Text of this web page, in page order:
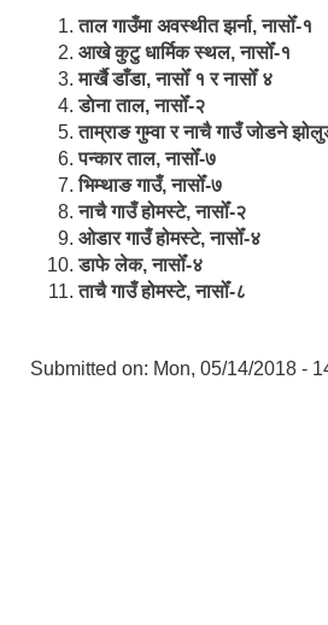
ताल गाउँमा अवस्थीत झर्ना, नासोँ-१
आखे कुटु धार्मिक स्थल, नासोँ-१
मार्खै डाँडा, नासोँ १ र नासोँ ४
डाेना ताल, नासोँ-२
ताम्राङ गुम्वा र नाचै गाउँ जोडने
पन्कार ताल, नासोँ-७
भिम्थाङ गाउँ, नासोँ-७
नाचै गाउँ होमस्टे, नासोँ-२
ओ‍‍‌डार गाउँ होमस्टे, नासोँ-४
डाफे लेक, नासोँ-४
ताचै गाउँ होमस्टे, नासोँ-८
Submitted on: Mon, 05/14/2018 -